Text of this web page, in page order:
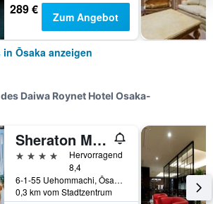
289 € Zum Angebot
Ōsaka anzeigen
Daiwa Roynet Hotel Osaka-
Sheraton Miyako Hotel Osaka
4 Sterne
Hervorragend
8,4
6-1-55 Uehommachi, Ōsaka, Japan
0,3 km vom Stadtzentrum